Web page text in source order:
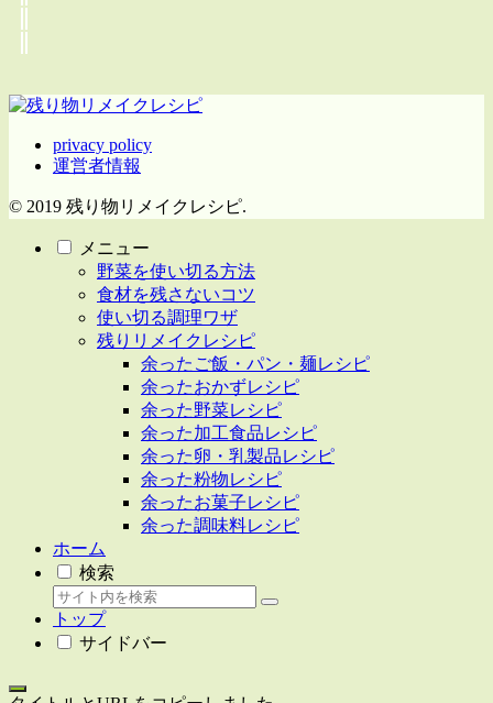
privacy policy
運営者情報
© 2019 残り物リメイクレシピ.
メニュー
野菜を使い切る方法
食材を残さないコツ
使い切る調理ワザ
残りリメイクレシピ
余ったご飯・パン・麺レシピ
余ったおかずレシピ
余った野菜レシピ
余った加工食品レシピ
余った卵・乳製品レシピ
余った粉物レシピ
余ったお菓子レシピ
余った調味料レシピ
ホーム
検索
トップ
サイドバー